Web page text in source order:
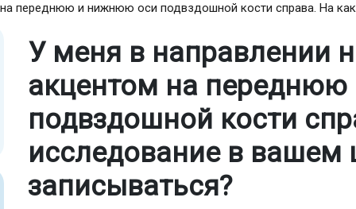
переднюю и нижнюю оси подвздошной кости справа. На
У меня в направлении
акцентом на
подвздошной кости
исследование в вашем
записываться?